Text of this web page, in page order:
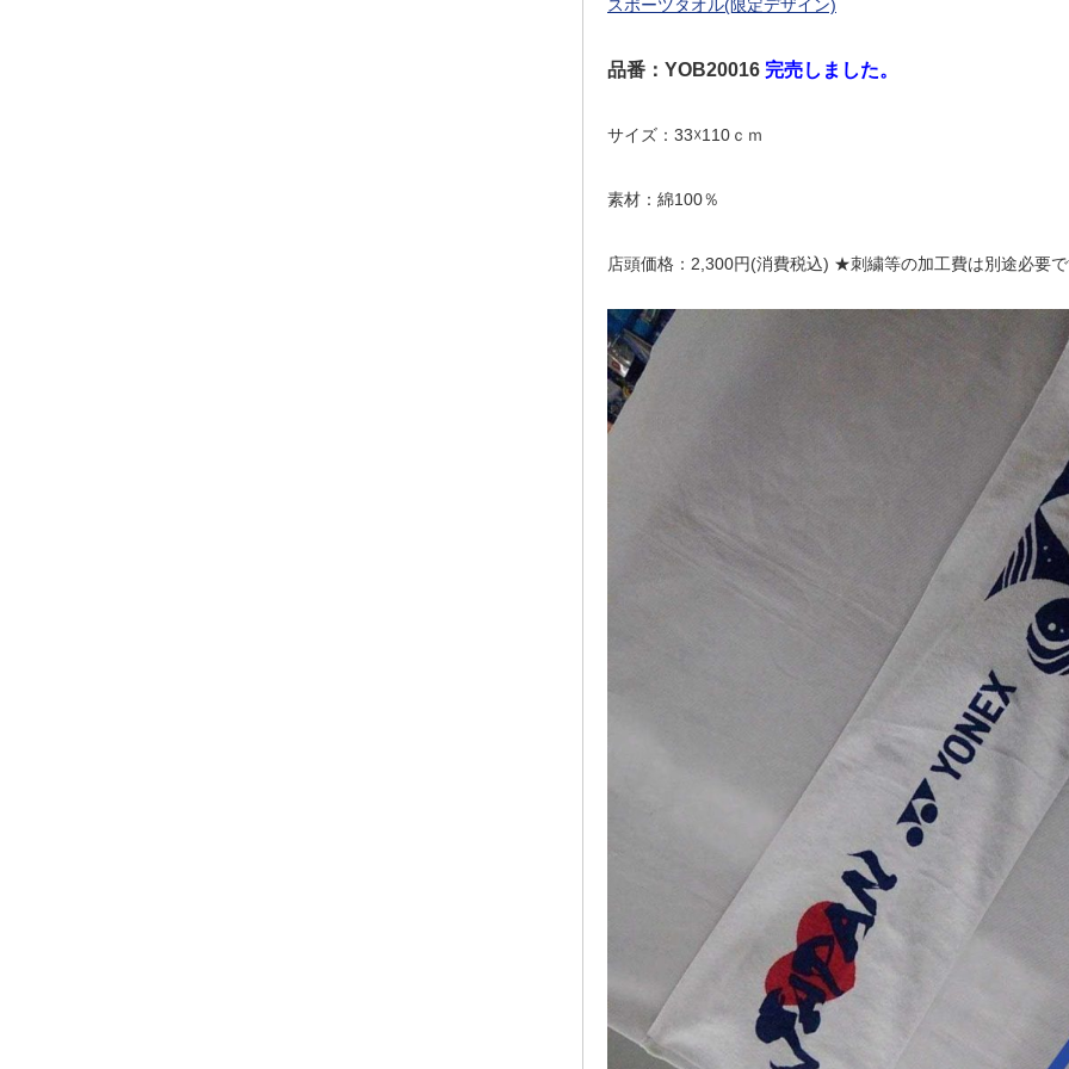
スポーツタオル(限定デザイン)
品番：YOB20016 完売しました。
サイズ：33☓110ｃｍ
素材：綿100％
店頭価格：2,300円(消費税込) ★刺繍等の加工費は別途必要